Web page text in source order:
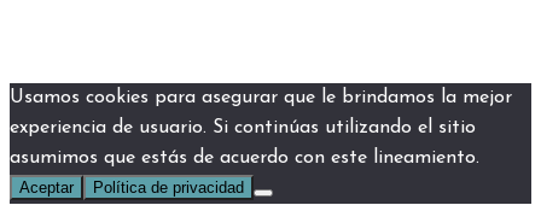
Usamos cookies para asegurar que le brindamos la mejor
experiencia de usuario. Si continúas utilizando el sitio
asumimos que estás de acuerdo con este lineamiento.
Aceptar Política de privacidad